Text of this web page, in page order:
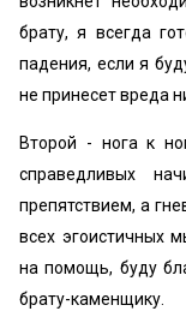
брату, я всегда
падения, если я
не принесет вреда
Второй - нога к
справедливых
препятствием, а
всех эгоистичных
на помощь, буду
брату-каменщику.